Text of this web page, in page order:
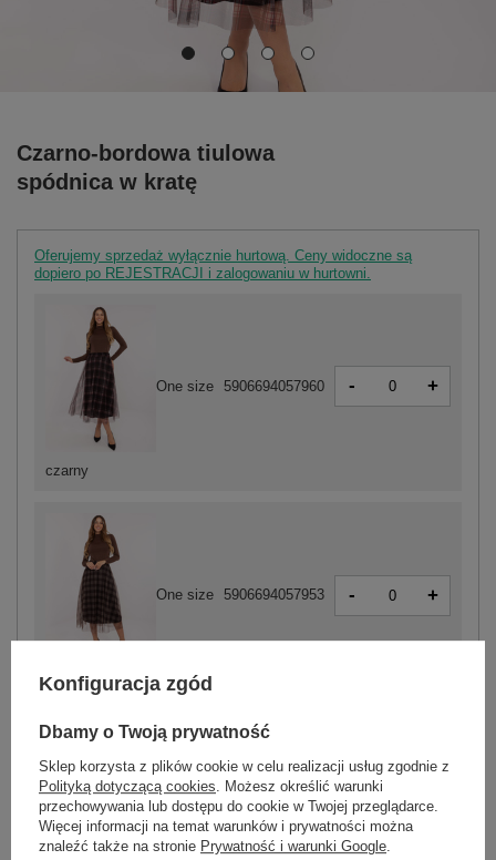
Czarno-bordowa tiulowa
spódnica w kratę
Oferujemy sprzedaż wyłącznie hurtową. Ceny widoczne są
dopiero po REJESTRACJI i zalogowaniu w hurtowni.
brązowy
One size 5906694057953 - +
czarny
One size 5906694057960 - +
ZALOGUJ SIĘ I ZOBACZ CENĘ
Masz pytanie? Chętnie pomożemy.
Zadzwoń+48 601 547 740 Zadaj pytanie
Konfiguracja zgód
Dbamy o Twoją prywatność
Sklep korzysta z plików cookie w celu realizacji usług zgodnie z
Polityką dotyczącą cookies. Możesz określić warunki
przechowywania lub dostępu do cookie w Twojej przeglądarce.
Więcej informacji na temat warunków i prywatności można
znaleźć także na stronie Prywatność i warunki Google.